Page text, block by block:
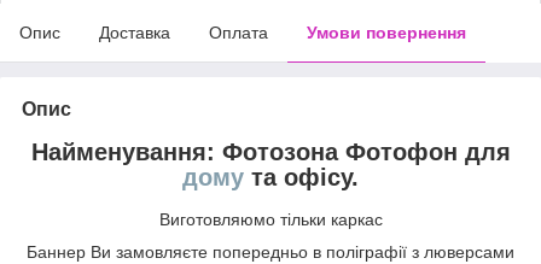
Опис Доставка Оплата Умови повернення
Опис
Найменування: Фотозона Фотофон для
дому та офісу.
Виготовляюмо тільки каркас
Баннер Ви замовляєте попередньо в поліграфії з люверсами